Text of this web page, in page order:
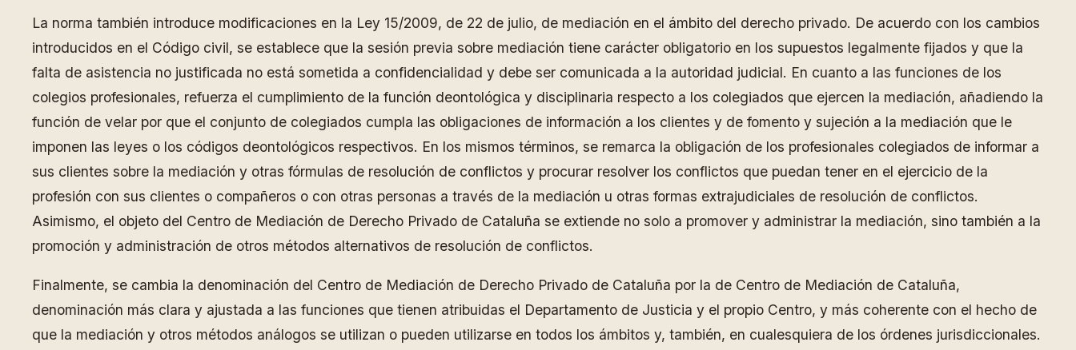
La norma también introduce modificaciones en la Ley 15/2009, de 22 de julio, de mediación en el ámbito del derecho privado. De acuerdo con los cambios
introducidos en el Código civil, se establece que la sesión previa sobre mediación tiene carácter obligatorio en los supuestos legalmente fijados y que la
falta de asistencia no justificada no está sometida a confidencialidad y debe ser comunicada a la autoridad judicial. En cuanto a las funciones de los
colegios profesionales, refuerza el cumplimiento de la función deontológica y disciplinaria respecto a los colegiados que ejercen la mediación, añadiendo la
función de velar por que el conjunto de colegiados cumpla las obligaciones de información a los clientes y de fomento y sujeción a la mediación que le
imponen las leyes o los códigos deontológicos respectivos. En los mismos términos, se remarca la obligación de los profesionales colegiados de informar a
sus clientes sobre la mediación y otras fórmulas de resolución de conflictos y procurar resolver los conflictos que puedan tener en el ejercicio de la
profesión con sus clientes o compañeros o con otras personas a través de la mediación u otras formas extrajudiciales de resolución de conflictos.
Asimismo, el objeto del Centro de Mediación de Derecho Privado de Cataluña se extiende no solo a promover y administrar la mediación, sino también a la
promoción y administración de otros métodos alternativos de resolución de conflictos.
Finalmente, se cambia la denominación del Centro de Mediación de Derecho Privado de Cataluña por la de Centro de Mediación de Cataluña,
denominación más clara y ajustada a las funciones que tienen atribuidas el Departamento de Justicia y el propio Centro, y más coherente con el hecho de
que la mediación y otros métodos análogos se utilizan o pueden utilizarse en todos los ámbitos y, también, en cualesquiera de los órdenes jurisdiccionales.